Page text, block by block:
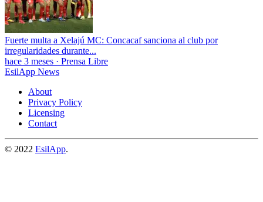
Fuerte multa a Xelajú MC: Concacaf sanciona al club por
irregularidades durante...
hace 3 meses · Prensa Libre
EsilApp News
About
Privacy Policy
Licensing
Contact
© 2022 EsilApp.